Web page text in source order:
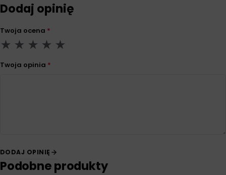
Dodaj opinię
Twoja ocena *
Twoja opinia *
DODAJ OPINIĘ
Podobne produkty